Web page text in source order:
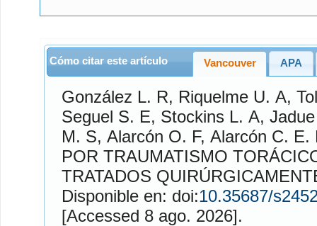
Cómo citar este artículo Vancouver APA
González L. R, Riquelme U. A,
Seguel S. E, Stockins L. A,
M. S, Alarcón O. F, Alarcón C. E. HEMOTÓRAX MASIVO
POR TRAUMATISMO
TRATADOS
Disponible en: doi:10.35687/
[Accessed 8 ago. 2026].